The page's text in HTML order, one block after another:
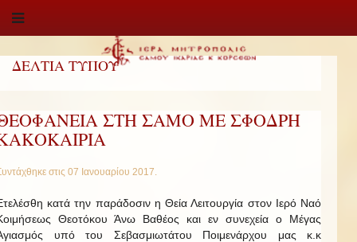
ΔΕΛΤΙΑ ΤΥΠΟΥ
ΣΤΗ ΣΑΜΟ ΜΕ ΣΦΟΔΡΗ
στις 07 Ιανουαρίου 2017.
κατά την παράδοσιν η Θεία Λειτουργία στον Ιερό Ναό
Θεοτόκου Άνω Βαθέος και εν συνεχεία ο Μέγας
υπό του Σεβασμιωτάτου Ποιμενάρχου μας κ.κ